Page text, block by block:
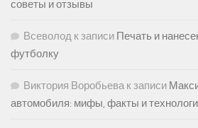
советы и отзывы
Всеволод к записи Печать и
футболку
Виктория Воробьевак записи
автомобиля: мифы, факты и